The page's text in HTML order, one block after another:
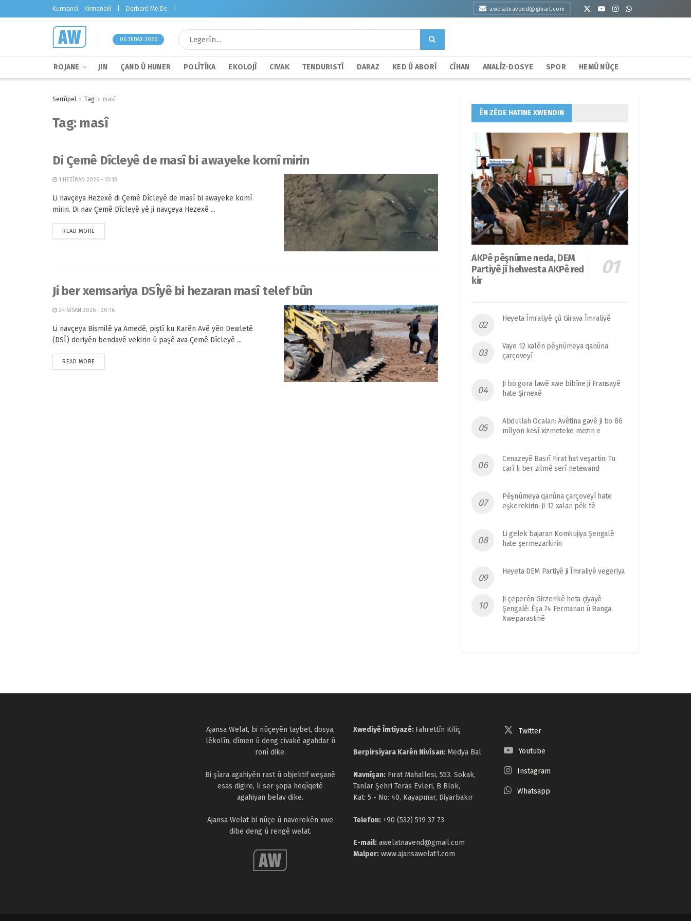
Kurmancî Kirmanckî Derbarê Me De awelatnavend@gmail.com
06 TEBAX 2026
ROJANE JIN ÇAND Û HUNER POLÎTÎKA EKOLOJÎ CIVAK TENDURISTÎ DARAZ KED Û ABORÎ CÎHAN ANALÎZ-DOSYE SPOR HEMÛ NÛÇE
Serrûpel Tag masî
Tag: masî
Di Çemê Dîcleyê de masî bi awayeke komî mirin
1 HEZÎRAN 2026 - 13:18
Li navçeya Hezexê di Çemê Dîcleyê de masî bi awayeke komî
mirin. Di nav Çemê Dîcleyê yê ji navçeya Hezexê ...
READ MORE
Ji ber xemsariya DSÎyê bi hezaran masî telef bûn
24 NÎSAN 2026 - 20:16
Li navçeya Bismilê ya Amedê, piştî ku Karên Avê yên Dewletê
(DSÎ) deriyên bendavê vekirin û paşê ava Çemê Dîcleyê ...
READ MORE
ÊN ZÊDE HATINE XWENDIN
AKPê pêşnûme neda, DEM
Partiyê jî helwesta AKPê red
kir
Heyeta Îmraliyê çû Girava Îmraliyê
Vaye 12 xalên pêşnûmeya qanûna
çarçoveyî
Ji bo gora lawê xwe bibîne ji Fransayê
hate Şirnexê
Abdullah Ocalan: Avêtina gavê ji bo 86
mîlyon kesî xizmeteke mezin e
Cenazeyê Basrî Firat hat veşartin: Tu
carî li ber zilmê serî netewand
Pêşnûmeya qanûna çarçoveyî hate
eşkerekirin: Ji 12 xalan pêk tê
Li gelek bajaran Komkujiya Şengalê
hate şermezarkirin
Heyeta DEM Partiyê ji Îmraliyê vegeriya
Ji çeperên Girzerikê heta çiyayê
Şengalê: Êşa 74 Fermanan û Banga
Xweparastinê
Ajansa Welat, bi nûçeyên taybet, dosya,
lêkolîn, dîmen û deng civakê agahdar û
ronî dike.
Bi şîara agahiyên rast û objektif weşanê
esas digire, li ser şopa heqîqetê
agahiyan belav dike.
Ajansa Welat bi nûçe û naverokên xwe
dibe deng û rengê welat.
Xwediyê Îmtîyazê: Fahrettîn Kiliç
Berpirsiyara Karên Nivîsan: Medya Bal
Navnîşan: Fırat Mahallesi, 553. Sokak,
Tanlar Şehri Teras Evleri, B Blok,
Kat: 5 - No: 40, Kayapınar, Diyarbakır
Telefon: +90 (532) 519 37 73
E-mail: awelatnavend@gmail.com
Malper: www.ajansawelat1.com
Twitter
Youtube
Instagram
Whatsapp